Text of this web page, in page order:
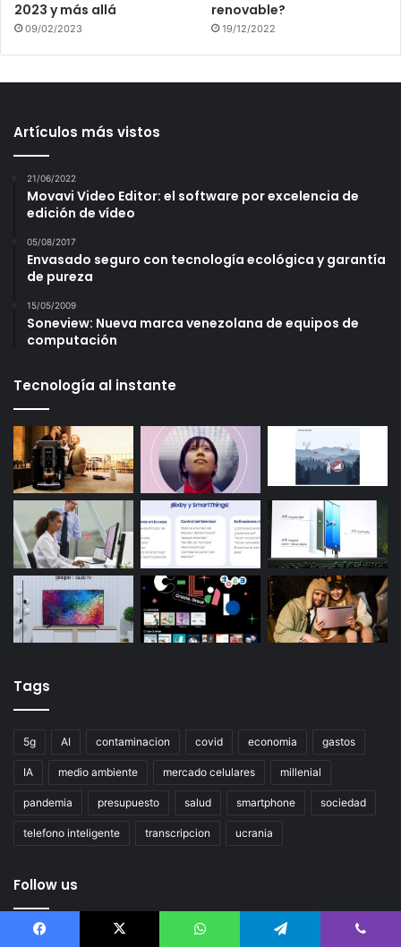
2023 y más allá
09/02/2023
renovable?
19/12/2022
Artículos más vistos
21/06/2022
Movavi Video Editor: el software por excelencia de
edición de vídeo
05/08/2017
Envasado seguro con tecnología ecológica y garantía
de pureza
15/05/2009
Soneview: Nueva marca venezolana de equipos de
computación
Tecnología al instante
Tags
5g AI contaminacion covid economia gastos
IA medio ambiente mercado celulares millenial
pandemia presupuesto salud smartphone sociedad
telefono inteligente transcripcion ucrania
Follow us